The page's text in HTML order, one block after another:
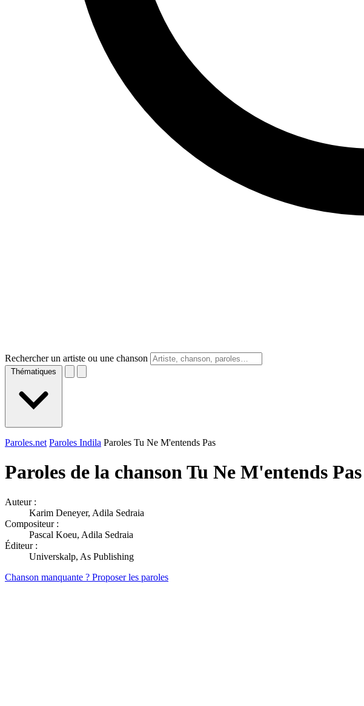
Rechercher un artiste ou une chanson
Thématiques
Paroles.net Paroles Indila Paroles Tu Ne M'entends Pas
Paroles de la chanson Tu Ne M'entends
Auteur :
Karim Deneyer, Adila Sedraia
Compositeur :
Pascal Koeu, Adila Sedraia
Éditeur :
Universkalp, As Publishing
Chanson manquante ? Proposer les paroles